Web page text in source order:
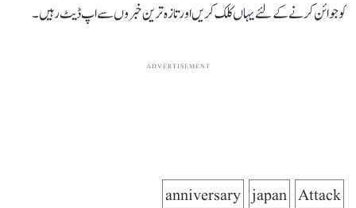
کو جوائن کرنے کے لئے یہاں کلک کریں اور تازہ ترین خبروں سے اپ ڈیٹ رہیں۔
ADVERTISEMENT
Attack
japan
anniversary